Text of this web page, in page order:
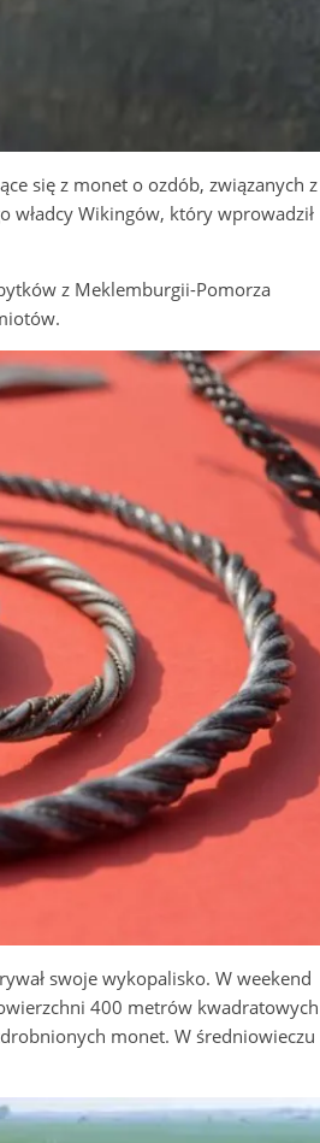
się z monet o ozdób, związanych z
władcy Wikingów, który wprowadził
z Meklemburgii-Pomorza
swoje wykopalisko. W weekend
400 metrów kwadratowych
monet. W średniowieczu